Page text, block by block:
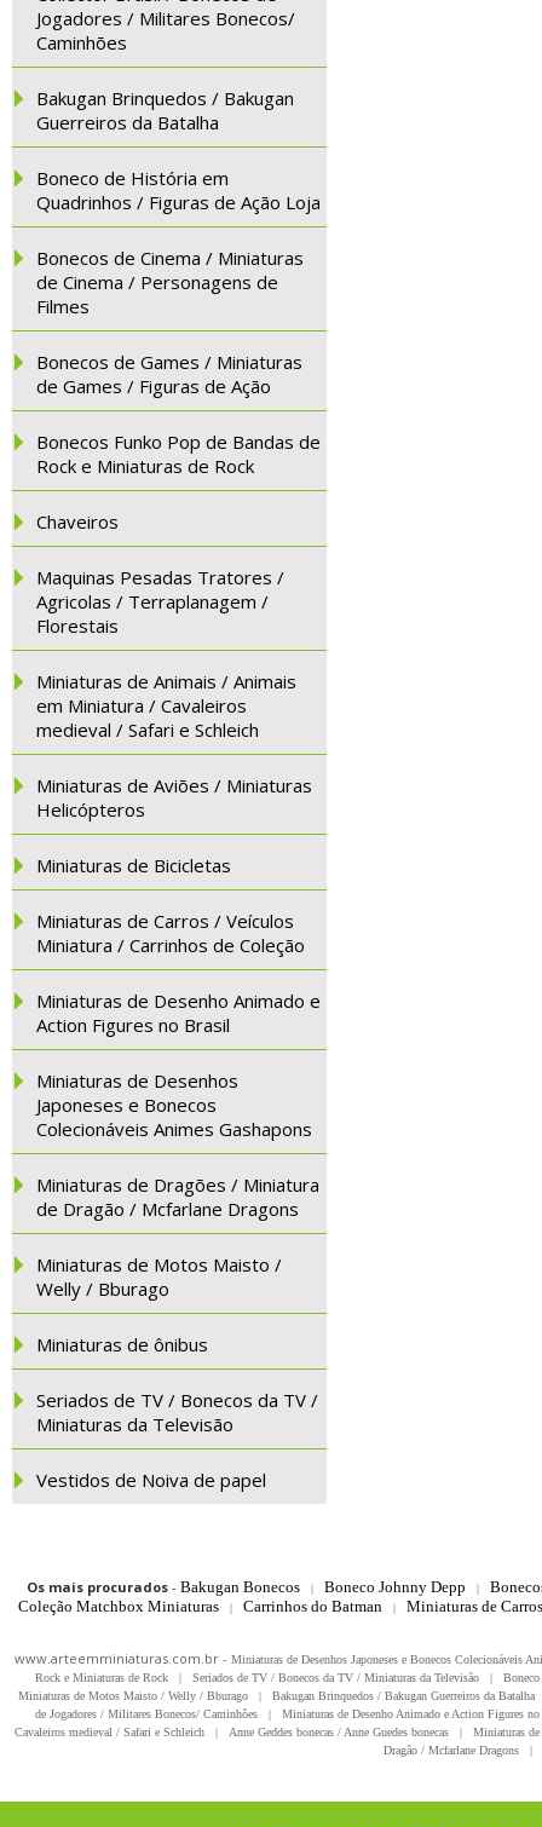
Jogadores / Militares Bonecos/
Caminhões
Bakugan Brinquedos / Bakugan
Guerreiros da Batalha
Boneco de História em
Quadrinhos / Figuras de Ação Loja
Bonecos de Cinema / Miniaturas
de Cinema / Personagens de
Filmes
Bonecos de Games / Miniaturas
de Games / Figuras de Ação
Bonecos Funko Pop de Bandas de
Rock e Miniaturas de Rock
Chaveiros
Maquinas Pesadas Tratores /
Agricolas / Terraplanagem /
Florestais
Miniaturas de Animais / Animais
em Miniatura / Cavaleiros
medieval / Safari e Schleich
Miniaturas de Aviões / Miniaturas
Helicópteros
Miniaturas de Bicicletas
Miniaturas de Carros / Veículos
Miniatura / Carrinhos de Coleção
Miniaturas de Desenho Animado e
Action Figures no Brasil
Miniaturas de Desenhos
Japoneses e Bonecos
Colecionáveis Animes Gashapons
Miniaturas de Dragões / Miniatura
de Dragão / Mcfarlane Dragons
Miniaturas de Motos Maisto /
Welly / Bburago
Miniaturas de ônibus
Seriados de TV / Bonecos da TV /
Miniaturas da Televisão
Vestidos de Noiva de papel
Os mais procurados- Bakugan Bonecos | Boneco Johnny Depp |
Coleção Matchbox Miniaturas
| Carrinhos do Batman | Miniaturas de
www.arteemminiaturas.com.br - Miniaturas de Desenhos Japoneses e Bonecos Colecionáveis
Rock e Miniaturas de Rock
| Seriados de TV / Bonecos da TV / Miniaturas da Televisão |
Miniaturas de Motos Maisto / Welly / Bburago
| Bakugan Brinquedos / Bakugan Guerreiros da Batalha
de Jogadores / Militares Bonecos/ Caminhões
|
Miniaturas de Desenho Animado e Action Figures
Cavaleiros medieval / Safari e Schleich
| Anne Geddes bonecas / Anne Guedes bonecas |
Miniaturas
Dragão / Mcfarlane Dragons
|